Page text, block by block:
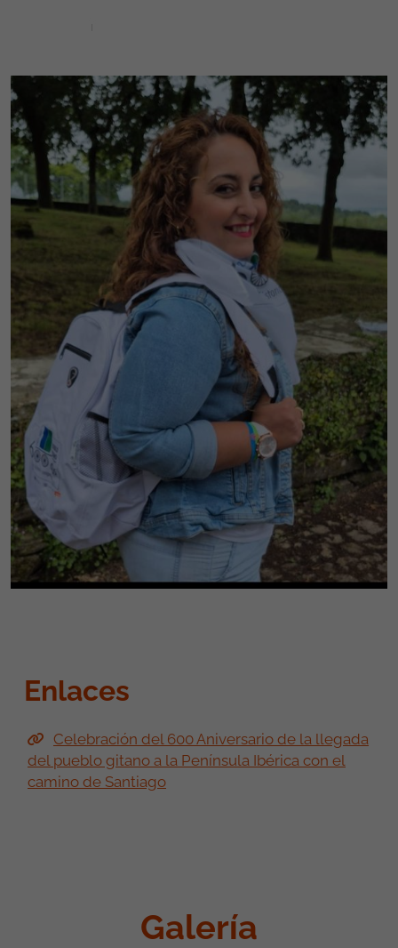
Enlaces
Celebración del 600 Aniversario de la llegada
del pueblo gitano a la Península Ibérica con el
camino de Santiago
Galería